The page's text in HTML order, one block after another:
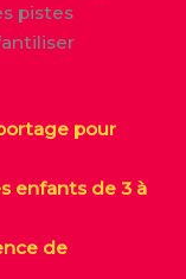
pistes
pour
enfants de 3 à
de